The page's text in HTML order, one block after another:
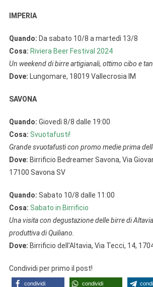
IMPERIA
Quando: Da sabato 10/8 a martedì 13/8
Cosa: Riviera Beer Festival 2024
Un weekend di birre artigianali, ottimo cibo e
Dove: Lungomare, 18019 Vallecrosia IM
SAVONA
Quando: Giovedì 8/8 dalle 19:00
Cosa: Svuotafusti!
Grande svuotafusti con promo medie prima
Dove: Birrificio Bedreamer Savona, Via
17100 Savona SV
Quando: Sabato 10/8 dalle 11:00
Cosa: Sabato in Birrificio
Una visita con degustazione delle birre di
produttiva di Quiliano.
Dove: Birrificio dell'Altavia, Via Tecci, 14,
Condividi per primo il post!
condividi condividi